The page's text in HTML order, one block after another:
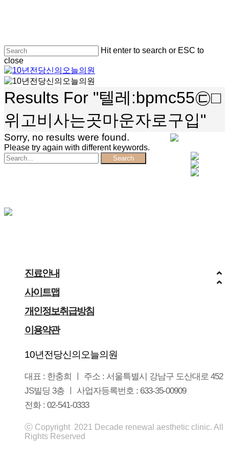
Hit enter to search or ESC to
close
Close
Search
search
Menu
Results For "텔레:bpmc55㉢□
위고비사는곳마운자로구입"
Sorry, no results were found.
Please try again with different keywords.
Search
진료안내
사이트맵
개인정보취급방침
이용약관
10년전당신의오늘의원
대표 : 한충희 ㅣ 주소 : 서울특별시 강남구 도산대로 452
JS빌딩 3층 ㅣ 사업자등록번호 : 633-35-00909
전화 : 02-541-0333
ⓒ Copyright 2021 Decade renewal aesthetic clinic. All
Rights Reserved